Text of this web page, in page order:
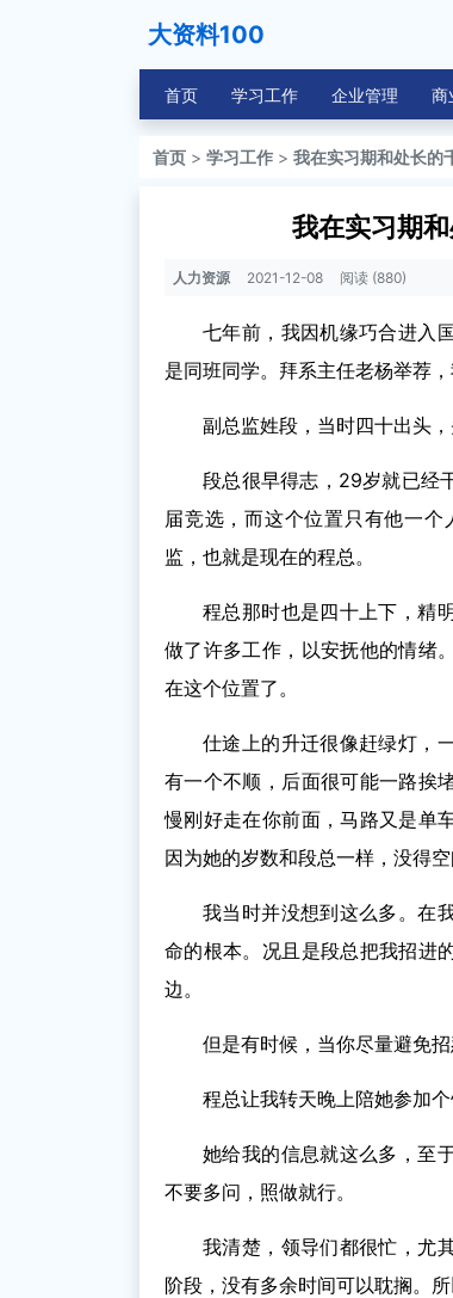
大资料100
首页 学习工作 企业管理 商
首页 > 学习工作 > 我在实习期和处长的
我在实习期
人力资源 2021-12-08 阅读 (880)
七年前，我因机缘巧合进入
是同班同学。拜系主任老杨举荐，
副总监姓段，当时四十出头
段总很早得志，29岁就已经
届竞选，而这个位置只有他一
监，也就是现在的程总。
程总那时也是四十上下，精
做了许多工作，以安抚他的情绪
在这个位置了。
仕途上的升迁很像赶绿灯，
有一个不顺，后面很可能一路挨
慢刚好走在你前面，马路又是单
因为她的岁数和段总一样，没得空
我当时并没想到这么多。在
命的根本。况且是段总把我招进
边。
但是有时候，当你尽量避免
程总让我转天晚上陪她参加个
她给我的信息就这么多，至
不要多问，照做就行。
我清楚，领导们都很忙，尤
阶段，没有多余时间可以耽搁。